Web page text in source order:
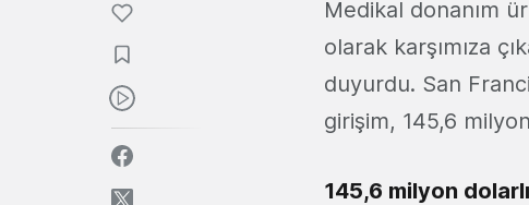
Medikal donanım
olarak karşımıza
duyurdu. San
girişim, 145,6
145,6 milyon